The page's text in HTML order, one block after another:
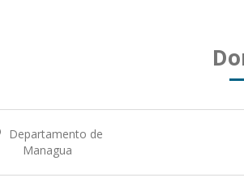
Departamento de
Managua